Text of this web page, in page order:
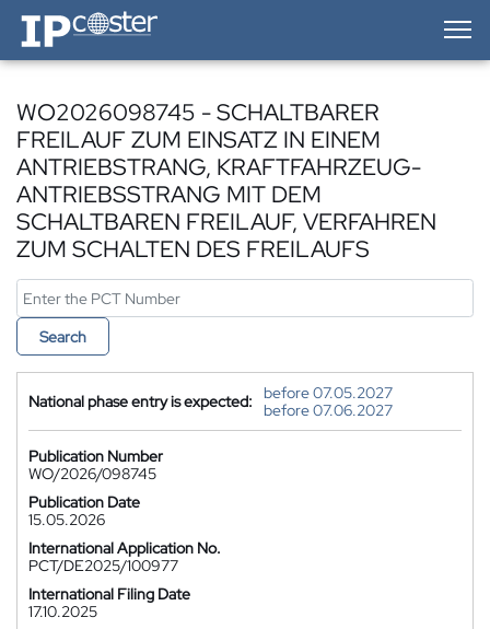
IP-Coster — Home
WO2026098745 - SCHALTBARER
FREILAUF ZUM EINSATZ IN EINEM
ANTRIEBSTRANG, KRAFTFAHRZEUG-
ANTRIEBSSTRANG MIT DEM
SCHALTBAREN FREILAUF, VERFAHREN
ZUM SCHALTEN DES FREILAUFS
Search
National phase entry is expected:
before 07.05.2027
before 07.06.2027
Publication Number
WO/2026/098745
Publication Date
15.05.2026
International Application No.
PCT/DE2025/100977
International Filing Date
17.10.2025